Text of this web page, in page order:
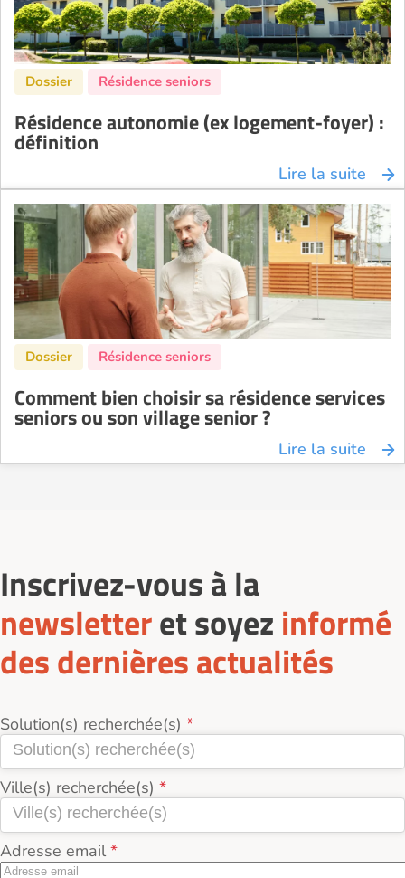
Résidence autonomie (ex logement-foyer) :
définition
Lire la suite
Comment bien choisir sa résidence services
seniors ou son village senior ?
Lire la suite
Inscrivez-vous à la
newsletteret soyez informé
des dernières actualités
Solution(s) recherchée(s)
Ville(s) recherchée(s)
Adresse email